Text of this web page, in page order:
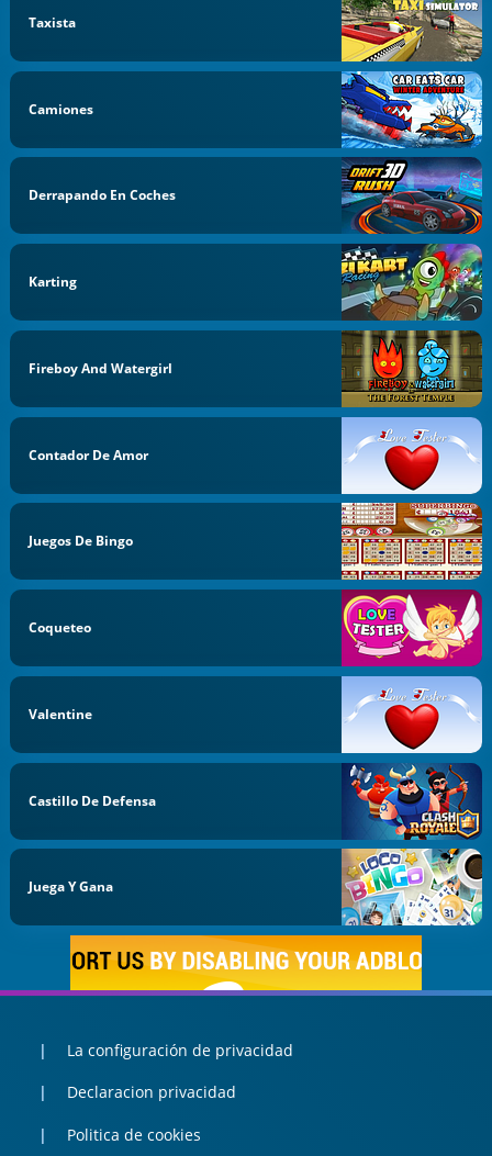
Taxista
Camiones
Derrapando En Coches
Karting
Fireboy And Watergirl
Contador De Amor
Juegos De Bingo
Coqueteo
Valentine
Castillo De Defensa
Juega Y Gana
La configuración de privacidad
Declaracion privacidad
Politica de cookies